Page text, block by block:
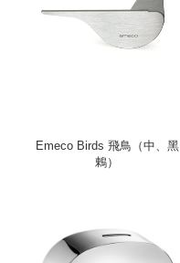
Emeco Birds 飛鳥（中、黑
鶇）